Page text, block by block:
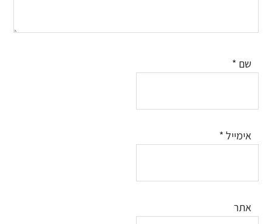
שם *
אימייל *
אתר